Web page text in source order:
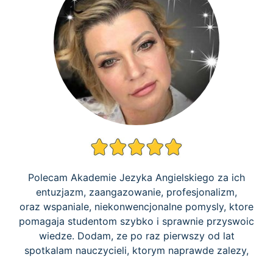
Polecam Akademie Jezyka Angielskiego za ich
entuzjazm, zaangazowanie, profesjonalizm,
oraz wspaniale, niekonwencjonalne pomysly, ktore
pomagaja studentom szybko i sprawnie przyswoic
wiedze. Dodam, ze po raz pierwszy od lat
spotkalam nauczycieli, ktorym naprawde zalezy,